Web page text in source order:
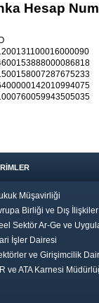
Hesap
Müşavirliği
Birliği ve Dış
Sektör Ar-Ge ve
İşler Dairesi
ve Girişimcilik
ve ATA Karnesi